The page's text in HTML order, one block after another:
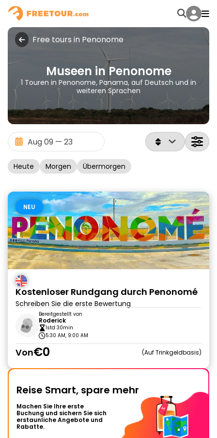
Free tours in Penonome
Museen in Penonome
1 Touren in Penonome, Panama, auf Deutsch und in
weiteren Sprachen
Heute Morgen Übermorgen
NEU
Kostenloser Rundgang durch Penonomé
Schreiben Sie die erste Bewertung
Bereitgestellt von
Roderick
1std 30min
5:30 AM, 9:00 AM
Von€0 Auf Trinkgeldbasis
Reise Smart, spare mehr
Machen Sie Ihre erste
Buchung und sichern Sie sich
erstaunliche Angebote und
Rabatte.